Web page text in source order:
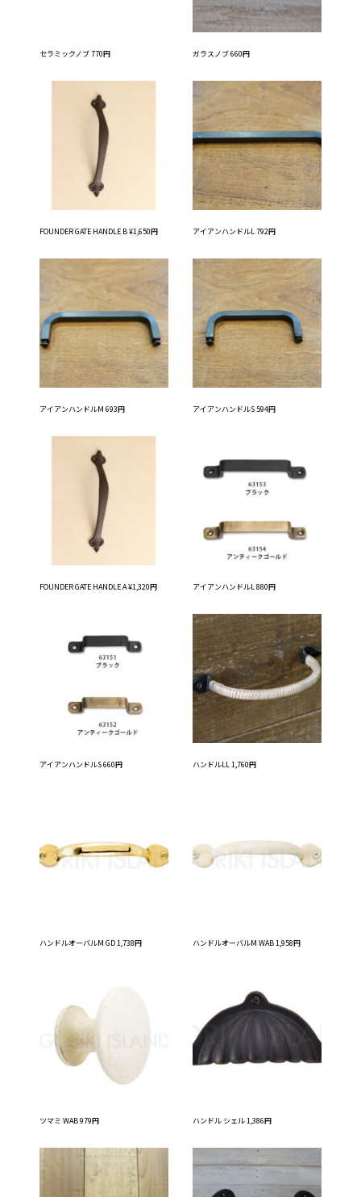
セラミックノブ 770円 ガラスノブ 660円
FOUNDER GATE HANDLE B ¥1,650円 アイアンハンドルL 792円
アイアンハンドルM 693円 アイアンハンドルS 594円
FOUNDER GATE HANDLE A ¥1,320円 アイアンハンドルL 880円
アイアンハンドルS 660円 ハンドルLL 1,760円
ハンドルオーバルM GD 1,738円 ハンドルオーバルM WAB 1,958円
ツマミ WAB 979円 ハンドル シェル 1,386円